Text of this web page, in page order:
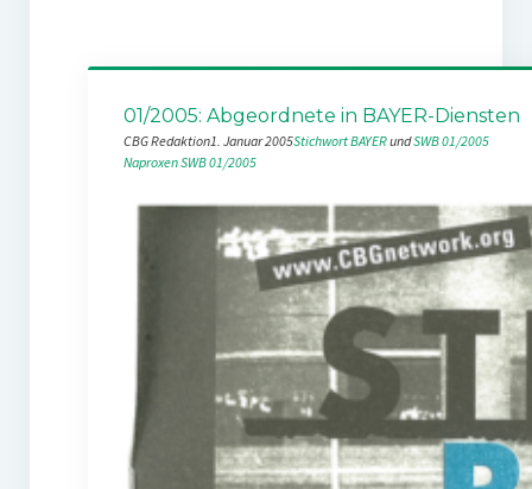
01/2005: Abgeordnete in BAYER-Diensten
CBG Redaktion1. Januar 2005Stichwort BAYER und SWB 01/2005
NaproxenSWB 01/2005